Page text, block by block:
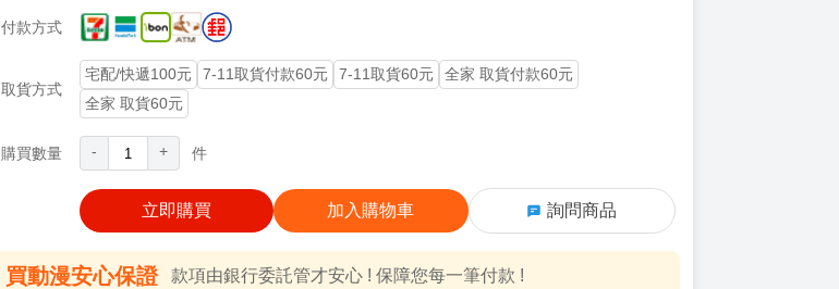
付款方式
取貨方式
宅配/快遞100元 7-11取貨付款60元 7-11取貨60元
全家 取貨付款60元
全家 取貨60元
購買數量 - + 件
立即購買 加入購物車 詢問商品
買動漫安心保證 款項由銀行委託管才安心 ! 保障您每一筆付款 !